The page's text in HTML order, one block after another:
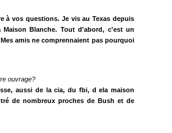
à vos questions. Je vis au Texas depuis
Blanche. Tout d'abord, c'est un
amis ne comprennaient pas pourquoi
ouvrage?
aussi de la cia, du fbi, d ela maison
de nombreux proches de Bush et de